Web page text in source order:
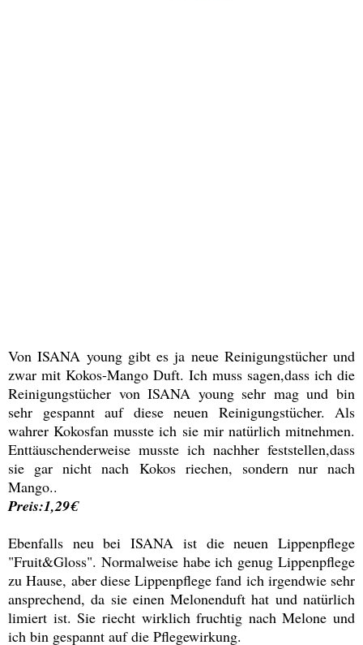
Von ISANA young gibt es ja neue Reinigungstücher und
zwar mit Kokos-Mango Duft. Ich muss sagen,dass ich die
Reinigungstücher von ISANA young sehr mag und bin
sehr gespannt auf diese neuen Reinigungstücher. Als
wahrer Kokosfan musste ich sie mir natürlich mitnehmen.
Enttäuschenderweise musste ich nachher feststellen,dass
sie gar nicht nach Kokos riechen, sondern nur nach
Mango..
Preis:1,29€
Ebenfalls neu bei ISANA ist die neuen Lippenpflege
"Fruit&Gloss". Normalweise habe ich genug Lippenpflege
zu Hause, aber diese Lippenpflege fand ich irgendwie sehr
ansprechend, da sie einen Melonenduft hat und natürlich
limiert ist. Sie riecht wirklich fruchtig nach Melone und
ich bin gespannt auf die Pflegewirkung.